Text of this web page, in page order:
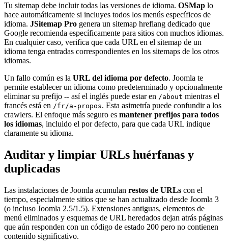
Tu sitemap debe incluir todas las versiones de idioma. OSMap lo
hace automáticamente si incluyes todos los menús específicos de
idioma. JSitemap Pro genera un sitemap hreflang dedicado que
Google recomienda específicamente para sitios con muchos idiomas.
En cualquier caso, verifica que cada URL en el sitemap de un
idioma tenga entradas correspondientes en los sitemaps de los otros
idiomas.
Un fallo común es la URL del idioma por defecto. Joomla te
permite establecer un idioma como predeterminado y opcionalmente
eliminar su prefijo -- así el inglés puede estar en /about mientras el
francés está en /fr/a-propos. Esta asimetría puede confundir a los
crawlers. El enfoque más seguro es mantener prefijos para todos
los idiomas, incluido el por defecto, para que cada URL indique
claramente su idioma.
Auditar y limpiar URLs huérfanas y
duplicadas
Las instalaciones de Joomla acumulan restos de URLs con el
tiempo, especialmente sitios que se han actualizado desde Joomla 3
(o incluso Joomla 2.5/1.5). Extensiones antiguas, elementos de
menú eliminados y esquemas de URL heredados dejan atrás páginas
que aún responden con un código de estado 200 pero no contienen
contenido significativo.